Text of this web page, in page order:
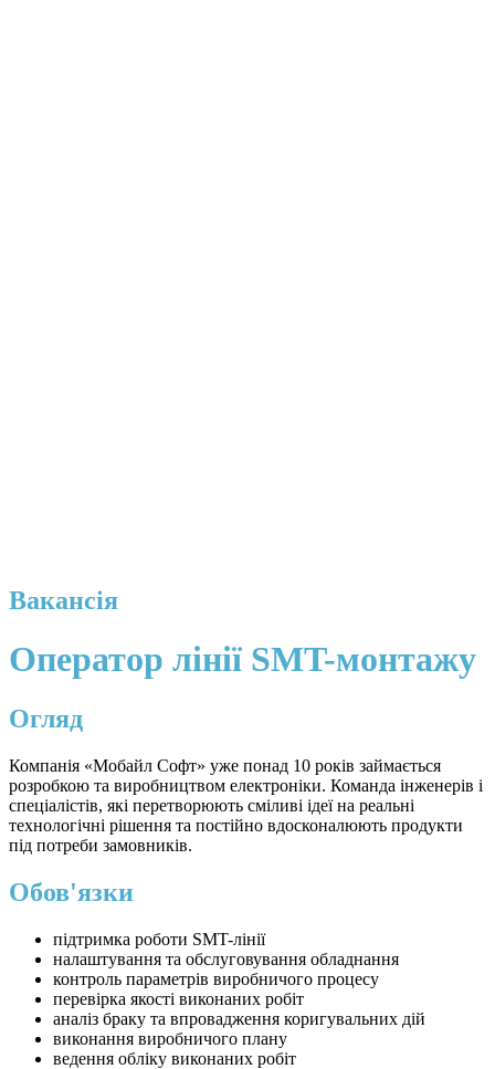
Вакансія
Оператор лінії SMT-монтажу
Огляд
Компанія «Мобайл Софт» уже понад 10 років займається
розробкою та виробництвом електроніки. Команда інженерів і
спеціалістів, які перетворюють сміливі ідеї на реальні
технологічні рішення та постійно вдосконалюють продукти
під потреби замовників.
Обов'язки
підтримка роботи SMT-лінії
налаштування та обслуговування обладнання
контроль параметрів виробничого процесу
перевірка якості виконаних робіт
аналіз браку та впровадження коригувальних дій
виконання виробничого плану
ведення обліку виконаних робіт